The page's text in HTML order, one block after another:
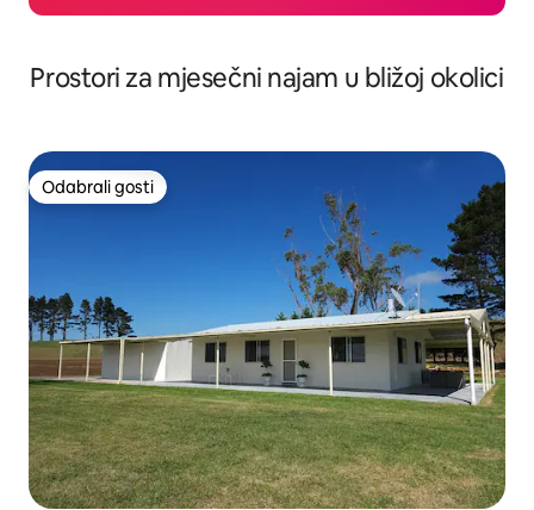
Prostori za mjesečni najam u bližoj okolici
Odabrali gosti
Odabrali gosti